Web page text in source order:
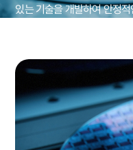
있는 기술을 개발하여 안정